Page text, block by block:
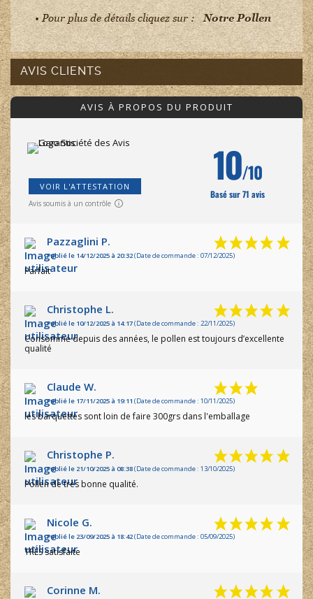
• Pour plus de détails cliquez sur : Notre Pollen
AVIS CLIENTS
AVIS À PROPOS DU PRODUIT
VOIR L'ATTESTATION
Avis soumis à un contrôle
10/10
Basé sur 71 avis
Pazzaglini P.
Publié le 14/12/2025 à 20:32(Date de commande : 07/12/2025)
Parfait
Christophe L.
Publié le 10/12/2025 à 14:17(Date de commande : 22/11/2025)
Consommė depuis des années, le pollen est toujours d’excellente
qualité
Claude W.
Publié le 17/11/2025 à 19:11 (Date de commande : 10/11/2025)
les barquettes sont loin de faire 300grs dans l'emballage
Christophe P.
Publié le 21/10/2025 à 08:38(Date de commande : 13/10/2025)
Pollen de très bonne qualité.
Nicole G.
Publié le 23/09/2025 à 18:42(Date de commande : 05/09/2025)
TRÈS satisfaite
Corinne M.